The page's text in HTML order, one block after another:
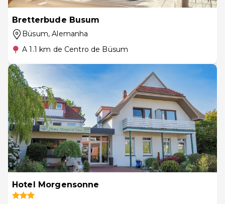
Bretterbude Busum
Büsum, Alemanha
A 1.1 km de Centro de Büsum
Hotel Morgensonne